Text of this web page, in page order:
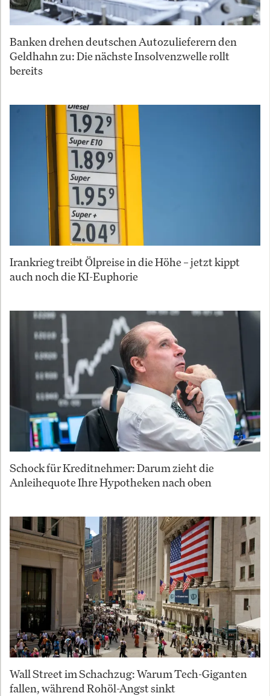
Banken drehen deutschen Autozulieferern den
Geldhahn zu: Die nächste Insolvenzwelle rollt
bereits
Irankrieg treibt Ölpreise in die Höhe – jetzt kippt
auch noch die KI-Euphorie
Schock für Kreditnehmer: Darum zieht die
Anleihequote Ihre Hypotheken nach oben
Wall Street im Schachzug: Warum Tech-Giganten
fallen, während Rohöl-Angst sinkt